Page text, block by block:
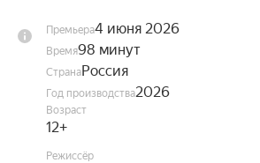
Премьера4 июня 2026
Время98 минут
СтранаРоссия
Год производства2026
Возраст
12+
Режиссёр